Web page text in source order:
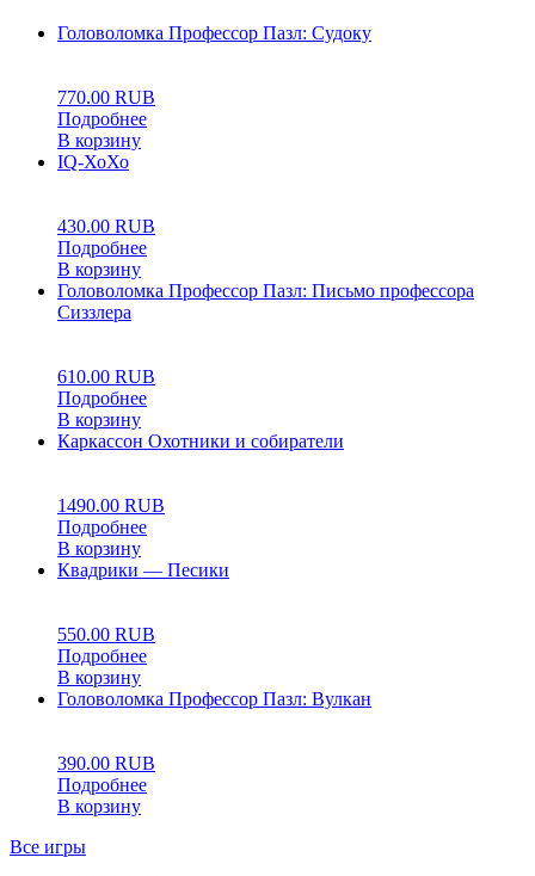
Головоломка Профессор Пазл: Судоку
770.00 RUB
Подробнее
В корзину
IQ-ХоХо
430.00 RUB
Подробнее
В корзину
Головоломка Профессор Пазл: Письмо профессора
Сиззлера
610.00 RUB
Подробнее
В корзину
Каркассон Охотники и собиратели
1490.00 RUB
Подробнее
В корзину
Квадрики — Песики
550.00 RUB
Подробнее
В корзину
Головоломка Профессор Пазл: Вулкан
390.00 RUB
Подробнее
В корзину
Все игры